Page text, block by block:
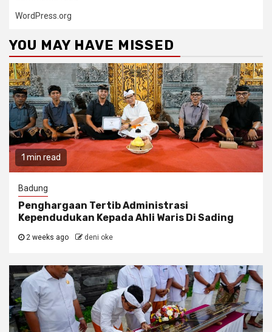
WordPress.org
YOU MAY HAVE MISSED
1 min read
Badung
Penghargaan Tertib Administrasi
Kependudukan Kepada Ahli Waris Di Sading
2 weeks ago deni oke